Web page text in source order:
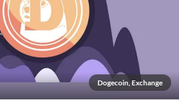
Dogecoin, Exchange